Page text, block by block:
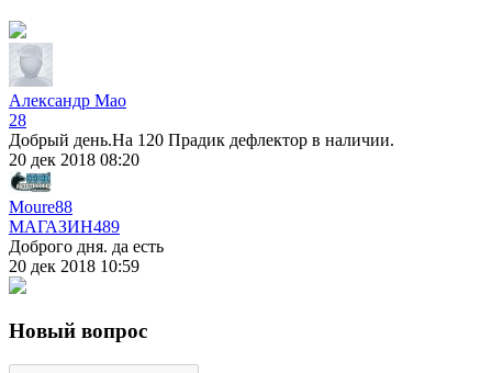
Александр Мао
28
Добрый день.На 120 Прадик дефлектор в наличии.
20 дек 2018 08:20
Moure88
МАГАЗИН489
Доброго дня. да есть
20 дек 2018 10:59
Новый вопрос